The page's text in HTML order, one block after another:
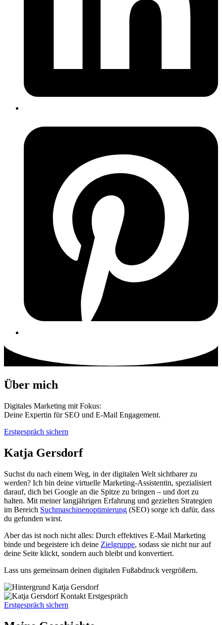
Über mich
Digitales Marketing mit Fokus:
Deine Expertin für SEO und E-Mail Engagement.
Erstgespräch sichern
Katja Gersdorf
Suchst du nach einem Weg, in der digitalen Welt sichtbarer zu
werden? Ich bin deine virtuelle Marketing-Assistentin, spezialisiert
darauf, dich bei Google an die Spitze zu bringen – und dort zu
halten. Mit meiner langjährigen Erfahrung und gezielten Strategien
im Bereich Suchmaschinenoptimierung (SEO) sorge ich dafür, dass
du gefunden wirst.
Aber das ist noch nicht alles: Durch effektives E-Mail Marketing
binde und begeistere ich deine Zielgruppe, sodass sie nicht nur auf
deine Seite klickt, sondern auch bleibt und konvertiert.
Lass uns gemeinsam deinen digitalen Fußabdruck vergrößern.
Erstgespräch sichern